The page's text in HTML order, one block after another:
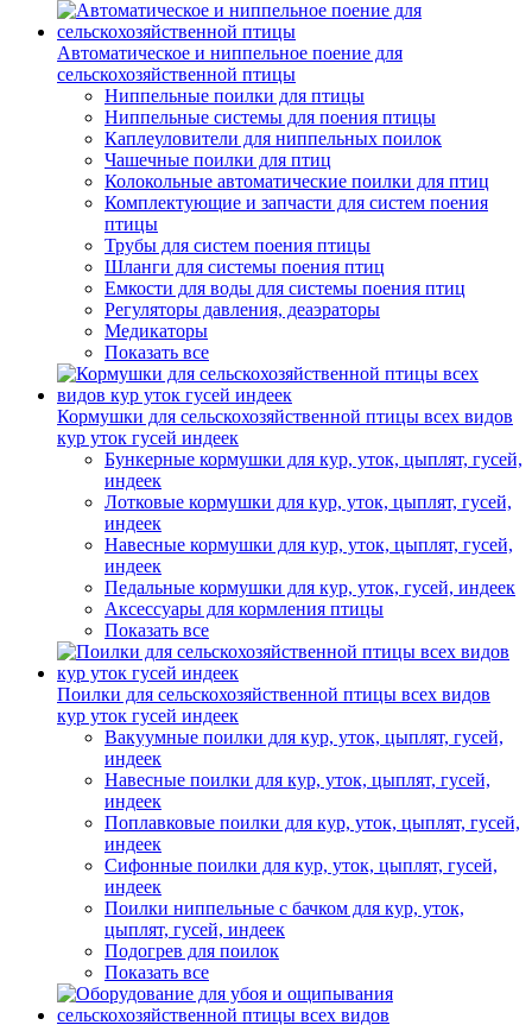
Автоматическое и ниппельное поение для
сельскохозяйственной птицы
Ниппельные поилки для птицы
Ниппельные системы для поения птицы
Каплеуловители для ниппельных поилок
Чашечные поилки для птиц
Колокольные автоматические поилки для птиц
Комплектующие и запчасти для систем поения
птицы
Трубы для систем поения птицы
Шланги для системы поения птиц
Емкости для воды для системы поения птиц
Регуляторы давления, деаэраторы
Медикаторы
Показать все
Кормушки для сельскохозяйственной птицы всех видов
кур уток гусей индеек
Бункерные кормушки для кур, уток, цыплят, гусей,
индеек
Лотковые кормушки для кур, уток, цыплят, гусей,
индеек
Навесные кормушки для кур, уток, цыплят, гусей,
индеек
Педальные кормушки для кур, уток, гусей, индеек
Аксессуары для кормления птицы
Показать все
Поилки для сельскохозяйственной птицы всех видов
кур уток гусей индеек
Вакуумные поилки для кур, уток, цыплят, гусей,
индеек
Навесные поилки для кур, уток, цыплят, гусей,
индеек
Поплавковые поилки для кур, уток, цыплят, гусей,
индеек
Сифонные поилки для кур, уток, цыплят, гусей,
индеек
Поилки ниппельные с бачком для кур, уток,
цыплят, гусей, индеек
Подогрев для поилок
Показать все